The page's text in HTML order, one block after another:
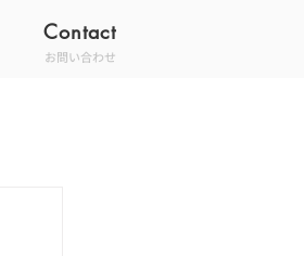
Contact
お問い合わせ